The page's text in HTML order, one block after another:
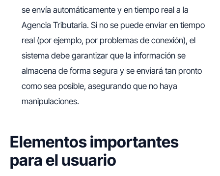
se envía automáticamente y en tiempo real a la
Agencia Tributaria. Si no se puede enviar en tiempo
real (por ejemplo, por problemas de conexión), el
sistema debe garantizar que la información se
almacena de forma segura y se enviará tan pronto
como sea posible, asegurando que no haya
manipulaciones.
Elementos importantes
para el usuario